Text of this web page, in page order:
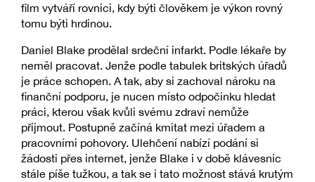
film vytváří rovnici, kdy býti člověkem je výkon rovný
tomu býti hrdinou.
Daniel Blake prodělal srdeční infarkt. Podle lékaře by
neměl pracovat. Jenže podle tabulek britských úřadů
je práce schopen. A tak, aby si zachoval nároku na
finanční podporu, je nucen místo odpočinku hledat
práci, kterou však kvůli svému zdraví nemůže
přijmout. Postupně začíná kmitat mezi úřadem a
pracovními pohovory. Ulehčení nabízí podání si
žádosti přes internet, jenže Blake i v době klávesnic
stále píše tužkou, a tak se i tato možnost stává krutým